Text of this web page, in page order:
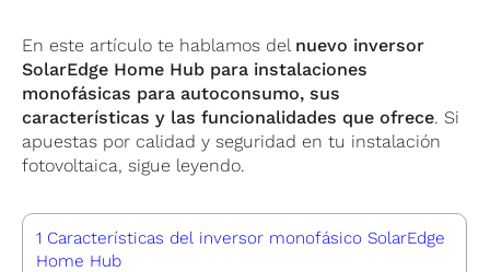
En este artículo te hablamos del nuevo inversor
SolarEdge Home Hub para instalaciones
monofásicas para autoconsumo, sus
características y las funcionalidades que ofrece. Si
apuestas por calidad y seguridad en tu instalación
fotovoltaica, sigue leyendo.
1 Características del inversor monofásico SolarEdge
Home Hub